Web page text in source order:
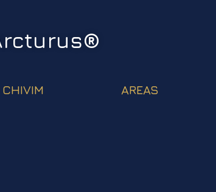
AREAS